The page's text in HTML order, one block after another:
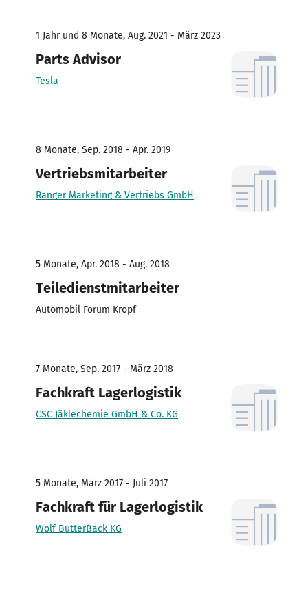
1 Jahr und 8 Monate, Aug. 2021 - März 2023
Parts Advisor
Tesla
8 Monate, Sep. 2018 - Apr. 2019
Vertriebsmitarbeiter
Ranger Marketing & Vertriebs GmbH
5 Monate, Apr. 2018 - Aug. 2018
Teiledienstmitarbeiter
Automobil Forum Kropf
7 Monate, Sep. 2017 - März 2018
Fachkraft Lagerlogistik
CSC Jäklechemie GmbH & Co. KG
5 Monate, März 2017 - Juli 2017
Fachkraft für Lagerlogistik
Wolf ButterBack KG